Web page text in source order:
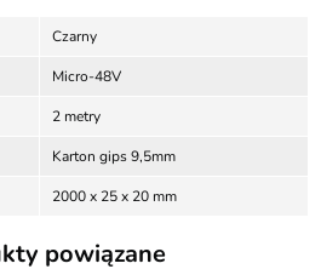
Czarny
Micro-48V
2 metry
Karton gips 9,5mm
2000 x 25 x 20 mm
powiązane